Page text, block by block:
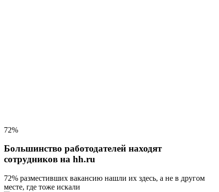
72%
Большинство работодателей находят
сотрудников на hh.ru
72% разместивших вакансию нашли их здесь, а не в другом
месте, где тоже искали